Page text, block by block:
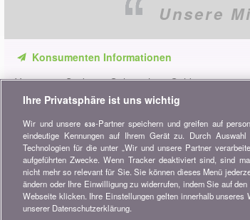
Unsere
Konsumenten Informationen
Verpassen Sie keine Gelegenheit, Geld zu
sparen. Erhalten Sie unsere Vergleiche,
Ratschläge und Tipps in den Bereichen
Versicherung, Finanzen, Konsumgüter und
vieles mehr...
Newsletter bestellen
© 2004-2026 copyright bonus.ch SA -
Ihre Privatsphäre ist uns wichtig
Wir und unsere 638-Partner speichern und greifen auf
eindeutige Kennungen auf Ihrem Gerät zu. Durch
Technologien für die unter „Wir und unsere Partner
aufgeführten Zwecke. Wenn Tracker deaktiviert sind, sind
nicht mehr so relevant für Sie. Sie können dieses Menü
ändern oder Ihre Einwilligung zu widerrufen, indem Sie auf
Webseite klicken. Ihre Einstellungen gelten innerhalb unseres
unserer Datenschutzerklärung.